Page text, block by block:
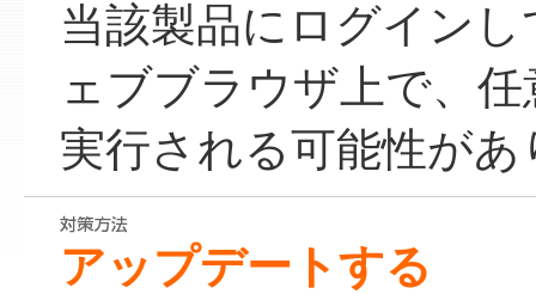
当該製品にログイン
ェブブラウザ上で、
実行される可能性があ
アップデートする